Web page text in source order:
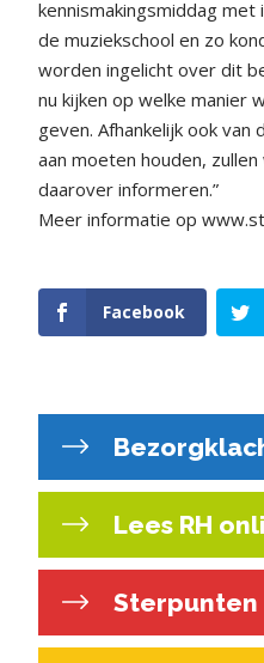
kennismakingsmiddag
de muziekschool en zo
worden ingelicht over dit
nu kijken op welke manier
geven. Afhankelijk ook
aan moeten houden,
daarover informeren.”
Meer informatie op
Facebook
Lees RH
Sterpunten